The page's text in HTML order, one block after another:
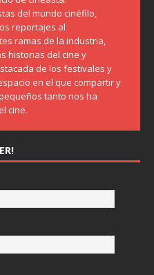
del mundo cinéfilo,
reportajes al
ramas de la industria,
historias del cine y
de los festivales y
en el que compartir y
tanto nos ha
cine.